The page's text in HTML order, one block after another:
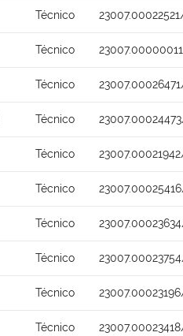
Técnico
Técnico
Técnico
Técnico
Técnico
Técnico
Técnico
Técnico
Técnico
Técnico